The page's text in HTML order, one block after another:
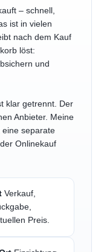
– schnell,
ist in vielen
nach dem Kauf
löst:
und
klar getrennt. Der
Anbieter. Meine
eine separate
Onlinekauf
Verkauf,
Preis.